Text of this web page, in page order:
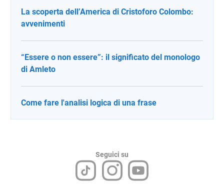
La scoperta dell’America di Cristoforo Colombo:
avvenimenti
“Essere o non essere”: il significato del monologo
di Amleto
Come fare l'analisi logica di una frase
Seguici su